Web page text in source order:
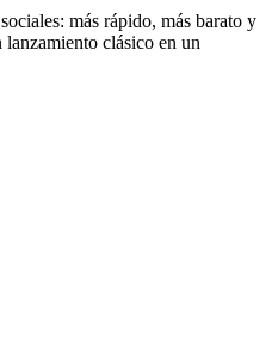
más rápido, más barato y
clásico en un